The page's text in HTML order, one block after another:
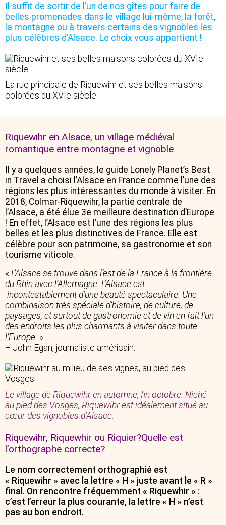
Il suffit de sortir de l’un de nos gîtes pour faire de
belles promenades dans le village lui-même, la forêt,
la montagne ou à travers certains des vignobles les
plus célèbres d’Alsace. Le choix vous appartient !
La rue principale de Riquewihr et ses belles maisons
colorées du XVIe siècle.
Riquewihr en Alsace, un village médiéval
romantique entre montagne et vignoble
Il y a quelques années, le guide Lonely Planet’s Best
in Travel a choisi l’Alsace en France comme l’une des
régions les plus intéressantes du monde à visiter. En
2018, Colmar-Riquewihr, la partie centrale de
l’Alsace, a été élue 3e meilleure destination d’Europe
! En effet, l’Alsace est l’une des régions les plus
belles et les plus distinctives de France. Elle est
célèbre pour son patrimoine, sa gastronomie et son
tourisme viticole.
« L’Alsace se trouve dans l’est de la France à la frontière
du Rhin avec l’Allemagne. L’Alsace est
incontestablement d’une beauté spectaculaire. Une
combinaison très spéciale d’histoire, de culture, de
paysages, et surtout de gastronomie et de vin en fait l’un
des endroits les plus charmants à visiter dans toute
l’Europe. »
– John Egan, journaliste américain.
Le village de Riquewihr en automne, fin octobre. Niché
au pied des Vosges, Riquewihr est idéalement situé au
cœur des vignobles d’Alsace.
Riquewihr, Riquewhir ou Riquier?Quelle est
l’orthographe correcte?
Le nom correctement orthographié est
« Riquewihr » avec la lettre « H » juste avant le « R »
final. On rencontre fréquemment « Riquewhir » :
c’est l’erreur la plus courante, la lettre « H » n’est
pas au bon endroit.